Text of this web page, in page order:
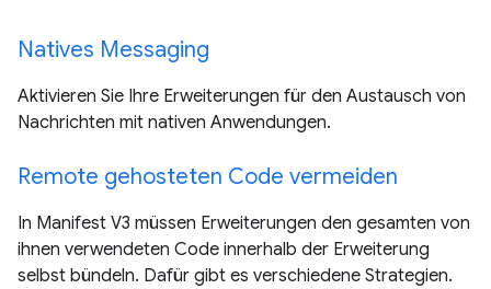
Natives Messaging
Aktivieren Sie Ihre Erweiterungen für den Austausch von
Nachrichten mit nativen Anwendungen.
Remote gehosteten Code vermeiden
In Manifest V3 müssen Erweiterungen den gesamten von
ihnen verwendeten Code innerhalb der Erweiterung
selbst bündeln. Dafür gibt es verschiedene Strategien.